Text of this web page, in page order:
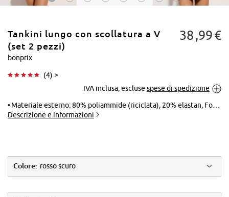
ingrandire
Tankini lungo con scollatura a V
(set 2 pezzi)
bonprix
(4) >
38 99€
IVA inclusa, escluse spese di spedizione
Materiale esterno: 80% poliammide (riciclata), 20% elastan, Fodera: 100% poliestere
Descrizione e informazioni
Colore: rosso scuro